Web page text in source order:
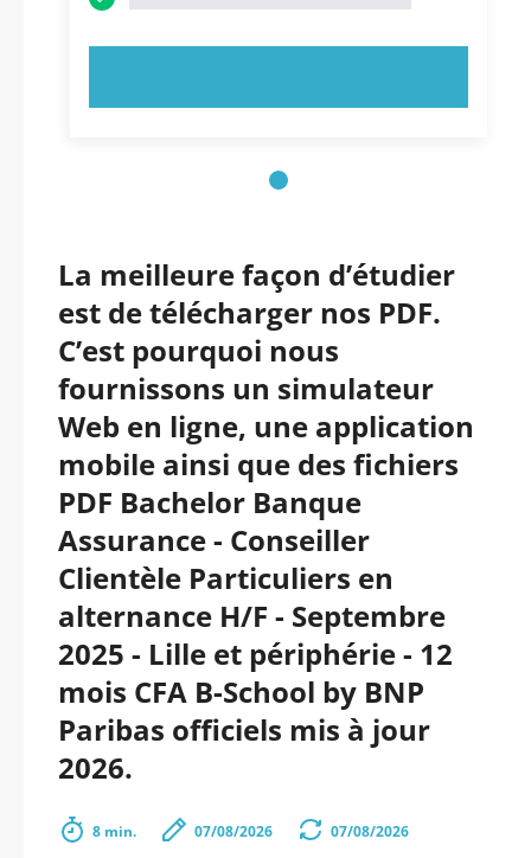
La meilleure façon d’étudier
est de télécharger nos PDF.
C’est pourquoi nous
fournissons un simulateur
Web en ligne, une application
mobile ainsi que des fichiers
PDF Bachelor Banque
Assurance - Conseiller
Clientèle Particuliers en
alternance H/F - Septembre
2025 - Lille et périphérie - 12
mois CFA B-School by BNP
Paribas officiels mis à jour
2026.
8 min. 07/08/2026 07/08/2026